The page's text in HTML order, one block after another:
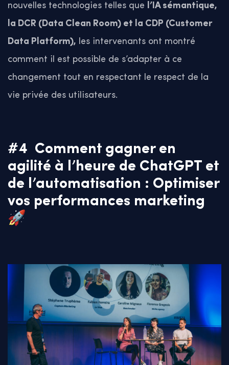
nouvelles technologies telles que l’IA sémantique,
la DCR (Data Clean Room) et la CDP (Customer
Data Platform), les intervenants ont montré
comment il est possible de s’adapter à ce
changement tout en respectant le respect de la
vie privée des utilisateurs.
#4 Comment gagner en
agilité à l’heure de ChatGPT et
de l’automatisation : Optimiser
vos performances marketing
🚀